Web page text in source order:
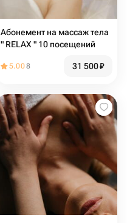
Абонемент на массаж тела
" RELAX " 10 посещений
5.008 31 500₽